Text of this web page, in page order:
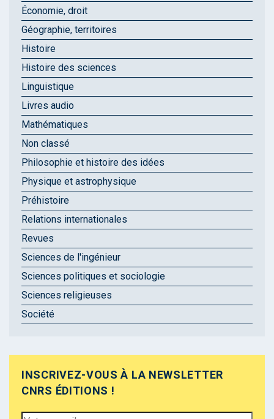
Économie, droit
Géographie, territoires
Histoire
Histoire des sciences
Linguistique
Livres audio
Mathématiques
Non classé
Philosophie et histoire des idées
Physique et astrophysique
Préhistoire
Relations internationales
Revues
Sciences de l'ingénieur
Sciences politiques et sociologie
Sciences religieuses
Société
INSCRIVEZ-VOUS À LA NEWSLETTER
CNRS ÉDITIONS !